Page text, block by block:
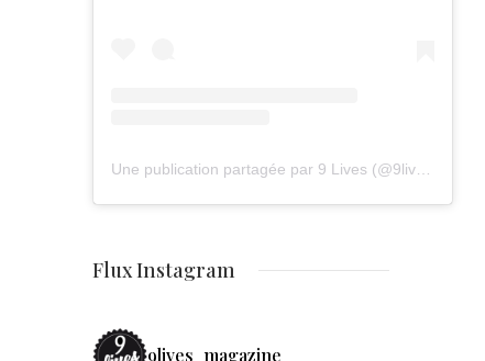
Flux Instagram
9lives_magazine